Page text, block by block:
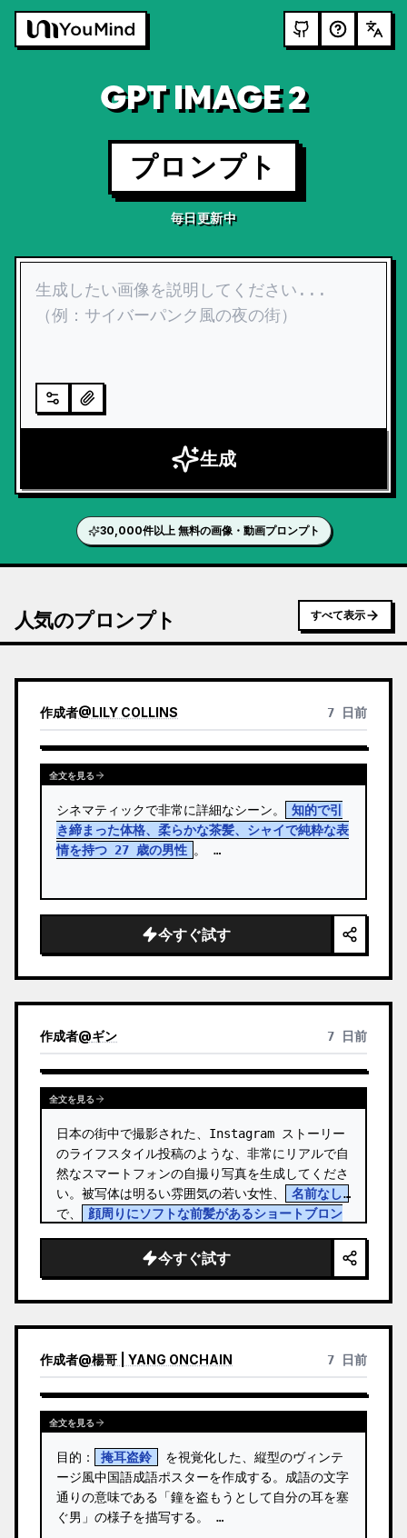
GPT IMAGE 2
プロンプト
毎日更新中
生成
30,000件以上 無料の画像・動画プロンプト
人気のプロンプト すべて表示
作成者@LILY COLLINS 7 日前
全文を見る
シネマティックで非常に詳細なシーン。
知的で引
き締まった体格、柔らかな茶髪、シャイで純粋な表
情を持つ 27 歳の男性 。 …
今すぐ試す
作成者@ギン 7 日前
全文を見る
日本の街中で撮影された、Instagram ストーリー
のライフスタイル投稿のような、非常にリアルで自
然なスマートフォンの自撮り写真を生成してくださ
い。被写体は明るい雰囲気の若い女性、
名前なし
で、
顔周りにソフトな前髪があるショートブロン
のある輝く肌、小さなフープピアスを身につけ、カ
メラをまっすぐ見つめて口を閉じ…
今すぐ試す
作成者@楊哥 | YANG ONCHAIN 7 日前
全文を見る
目的： 掩耳盗鈴
を視覚化した、縦型のヴィンテ
ージ風中国語成語ポスターを作成する。成語の文字
通りの意味である「鐘を盗もうとして自分の耳を塞
ぐ男」の様子を描写する。 …